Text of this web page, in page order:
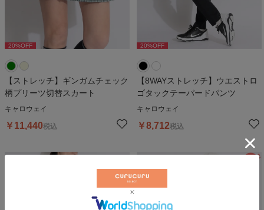
20%OFF %OFF
【ストレッチ】ギンガムチェック
柄プリーツ切替スカート
キャロウェイ
￥ 11,440税込
20%OFF 20%OFF
【8WAYストレッチ】ウエストロ
ゴタックテーパードパンツ
キャロウェイ
￥8,712税込